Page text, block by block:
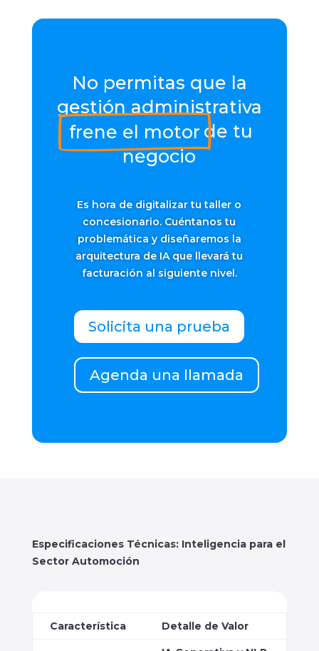
No permitas que la
gestión administrativa
frene el motor de tu
negocio
Es hora de digitalizar tu taller o
concesionario. Cuéntanos tu
problemática y diseñaremos la
arquitectura de IA que llevará tu
facturación al siguiente nivel.
Solicita una prueba
Agenda una llamada
Especificaciones Técnicas: Inteligencia para el
Sector Automoción
Característica Detalle de Valor